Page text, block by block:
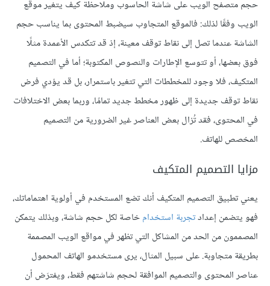
حجم متصفح الويب على شاشة الحاسوب وملاحظة كيف يتغير موقع
الويب وفقًا لذلك: فالموقع المتجاوب سيضبط المحتوى بما يناسب حجم
الشاشة عندما تصل إلى نقاط توقف معينة، إذ قد تتكدس الأعمدة مثلًا
فوق بعضها، أو تتوسع الإطارات والنصوص المكتوبة؛ أما في التصميم
المتكيف، فلا وجود للمخططات التي تتغير باستمرار، بل قد يؤدي فرض
نقاط توقف جديدة إلى ظهور مخطط جديد تمامًا، وربما بعض الاختلافات
في المحتوى، فقد تُزال بعض العناصر غير الضرورية من التصميم
المخصص للهاتف.
مزايا التصميم المتكيف
يعني تطبيق التصميم المتكيف أنك تضع المستخدم في أولوية اهتماماتك،
فهو يتضمن إعدادتجربة استخدامخاصة لكل حجم شاشة، وبذلك يتمكن
المصممون من الحد من المشاكل التي تظهر في مواقع الويب المصممة
بطريقة متجاوبة. على سبيل المثال، يرى مستخدمو الهاتف المحمول
عناصر المحتوى والتصميم الموافقة لحجم شاشتهم فقط، ويفترَض أن